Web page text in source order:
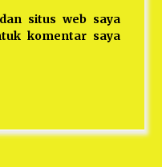
situs web saya
komentar saya